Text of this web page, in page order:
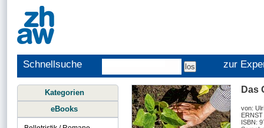
Schnellsuche zur
Das
von:
ISBN:
Kategorien
eBooks